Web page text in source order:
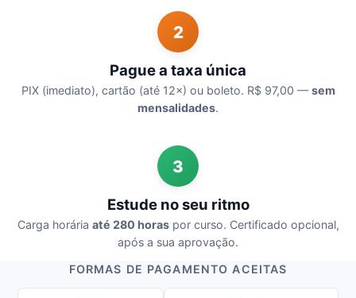
2
Pague a taxa única
PIX (imediato), cartão (até 12×) ou boleto. R$ 97,00 —sem
mensalidades.
3
Estude no seu ritmo
Carga horária até 280 horaspor curso. Certificado opcional,
após a sua aprovação.
FORMAS DE PAGAMENTO ACEITAS